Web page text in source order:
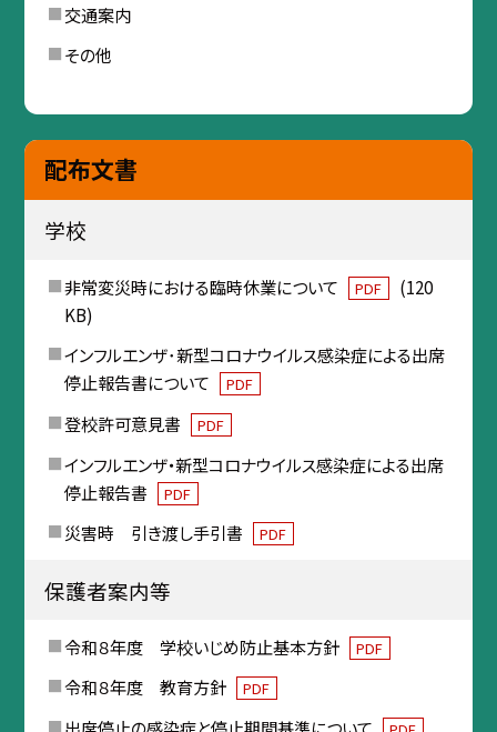
交通案内
その他
配布文書
学校
非常変災時における臨時休業について PDF
(120
KB)
インフルエンザ･新型コロナウイルス感染症による出席
停止報告書について
PDF
登校許可意見書 PDF
インフルエンザ・新型コロナウイルス感染症による出席
停止報告書
PDF
災害時 引き渡し手引書 PDF
保護者案内等
令和８年度 学校いじめ防止基本方針 PDF
令和８年度 教育方針 PDF